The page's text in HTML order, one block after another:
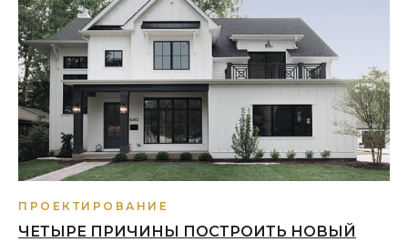
ПРОЕКТИРОВАНИЕ
ЧЕТЫРЕ ПРИЧИНЫ ПОСТРОИТЬ НОВЫЙ